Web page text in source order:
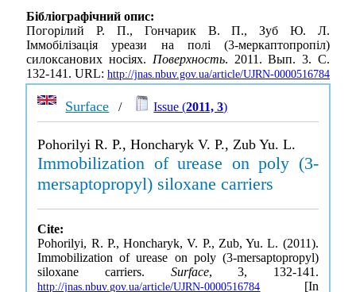
Бібліографічний опис:
Погорілий Р. П., Гончарик В. П., Зуб Ю. Л.
Іммобілізація уреази на полі (3-меркаптопропіл)
силоксанових носіях. Поверхность. 2011. Вып. 3. С.
132-141. URL: http://jnas.nbuv.gov.ua/article/UJRN-0000516784
Surface / Issue (2011, 3)
Pohorilyi R. P., Honcharyk V. P., Zub Yu. L.
Immobilization of urease on poly (3-
mersaptopropyl) siloxane carriers
Cite:
Pohorilyi, R. P., Honcharyk, V. P., Zub, Yu. L. (2011).
Immobilization of urease on poly (3-mersaptopropyl)
siloxane carriers. Surface, 3, 132-141.
http://jnas.nbuv.gov.ua/article/UJRN-0000516784 [In